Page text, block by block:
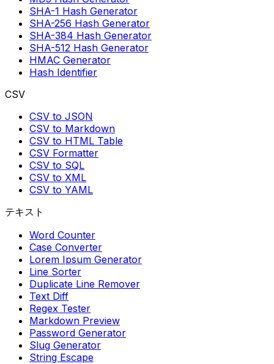
SHA-1 Hash Generator
SHA-256 Hash Generator
SHA-384 Hash Generator
SHA-512 Hash Generator
HMAC Generator
Hash Identifier
CSV
CSV to JSON
CSV to Markdown
CSV to HTML Table
CSV Formatter
CSV to SQL
CSV to XML
CSV to YAML
テキスト
Word Counter
Case Converter
Lorem Ipsum Generator
Line Sorter
Duplicate Line Remover
Text Diff
Regex Tester
Markdown Preview
Password Generator
Slug Generator
String Escape